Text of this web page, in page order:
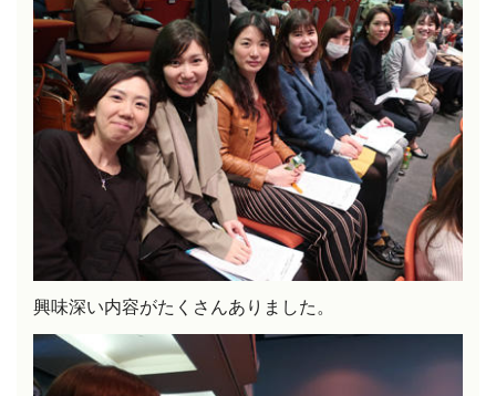
興味深い内容がたくさんありました。